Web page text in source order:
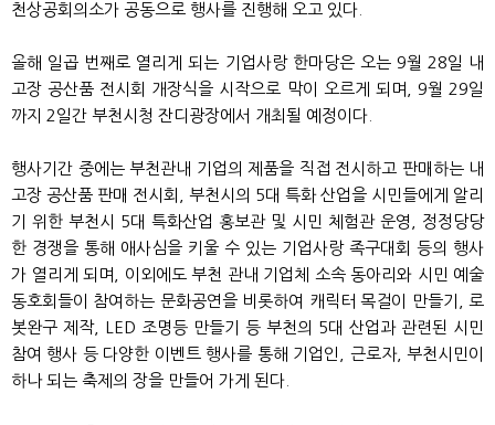
천상공회의소가 공동으로 행사를 진행해 오고 있다.
올해 일곱 번째로 열리게 되는 기업사랑 한마당은 오는 9월 28일 내
고장 공산품 전시회 개장식을 시작으로 막이 오르게 되며, 9월 29일
까지 2일간 부천시청 잔디광장에서 개최될 예정이다.
행사기간 중에는 부천관내 기업의 제품을 직접 전시하고 판매하는 내
고장 공산품 판매 전시회, 부천시의 5대 특화 산업을 시민들에게 알리
기 위한 부천시 5대 특화산업 홍보관 및 시민 체험관 운영, 정정당당
한 경쟁을 통해 애사심을 키울 수 있는 기업사랑 족구대회 등의 행사
가 열리게 되며, 이외에도 부천 관내 기업체 소속 동아리와 시민 예술
동호회들이 참여하는 문화공연을 비롯하여 캐릭터 목걸이 만들기, 로
봇완구 제작, LED 조명등 만들기 등 부천의 5대 산업과 관련된 시민
참여 행사 등 다양한 이벤트 행사를 통해 기업인, 근로자, 부천시민이
하나 되는 축제의 장을 만들어 가게 된다.